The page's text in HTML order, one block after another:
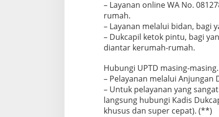
– Layanan online WA No.
rumah.
– Layanan melalui bidan, bagi
– Dukcapil ketok pintu, bagi
diantar kerumah-rumah.
Hubungi UPTD masing-masing.
– Pelayanan melalui Anjungan
– Untuk pelayanan yang
langsung hubungi Kadis
khusus dan super cepat). (**)